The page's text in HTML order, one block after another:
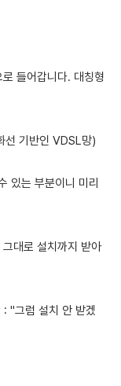
들어갑니다. 대칭형
선 기반인 VDSL망)
있는 부분이니 미리
대로 설치까지 받아
"그럼 설치 안 받겠